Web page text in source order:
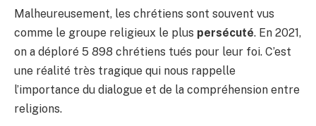
Malheureusement, les chrétiens sont souvent vus
comme le groupe religieux le plus persécuté. En 2021,
on a déploré 5 898 chrétiens tués pour leur foi. C’est
une réalité très tragique qui nous rappelle
l’importance du dialogue et de la compréhension entre
religions.